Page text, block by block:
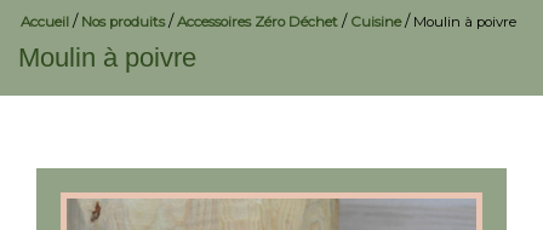
Accueil / Nos produits/Accessoires Zéro Déchet / Cuisine/ Moulin à poivre
Moulin à poivre